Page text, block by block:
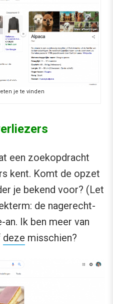
je te vinden
een zoekopdracht
kent. Komt de opzet
je bekend voor? (Let
de nagerecht-
Ik ben meer van
deze misschien?